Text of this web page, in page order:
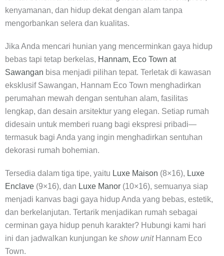
kenyamanan, dan hidup dekat dengan alam tanpa
mengorbankan selera dan kualitas.
Jika Anda mencari hunian yang mencerminkan gaya hidup
bebas tapi tetap berkelas, Hannam, Eco Town at
Sawangan bisa menjadi pilihan tepat. Terletak di kawasan
eksklusif Sawangan, Hannam Eco Town menghadirkan
perumahan mewah dengan sentuhan alam, fasilitas
lengkap, dan desain arsitektur yang elegan. Setiap rumah
didesain untuk memberi ruang bagi ekspresi pribadi—
termasuk bagi Anda yang ingin menghadirkan sentuhan
dekorasi rumah bohemian.
Tersedia dalam tiga tipe, yaitu Luxe Maison (8×16), Luxe
Enclave (9×16), dan Luxe Manor (10×16), semuanya siap
menjadi kanvas bagi gaya hidup Anda yang bebas, estetik,
dan berkelanjutan. Tertarik menjadikan rumah sebagai
cerminan gaya hidup penuh karakter? Hubungi kami hari
ini dan jadwalkan kunjungan ke show unit Hannam Eco
Town.